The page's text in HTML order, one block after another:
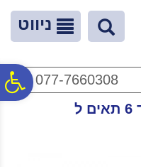
ניווט
077-7660308
סוללה חליפית למחשב נייד 6 תאים ל